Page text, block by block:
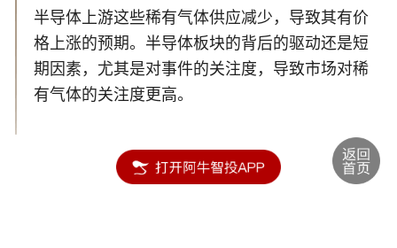
半导体上游这些稀有气体供应减少，导致其有价
格上涨的预期。半导体板块的背后的驱动还是短
期因素，尤其是对事件的关注度，导致市场对稀
有气体的关注度更高。